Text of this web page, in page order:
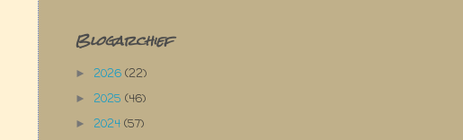
Blogarchief
► 2026 (22)
► 2025 (46)
► 2024 (57)